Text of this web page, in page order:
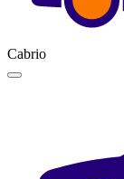
Cabrio